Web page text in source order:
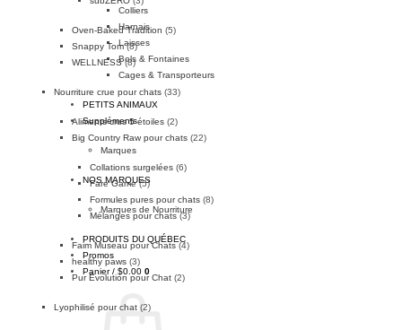
Colliers
Harnais
Laisses
Bols & Fontaines
Cages & Transporteurs
PETITS ANIMAUX
Suppléments
Marques
NOS MARQUES
Marques de Nourriture
PRODUITS DU QUÉBEC
Promos
Panier / $0.00 0
Oven-Baked Tradition (5)
Snappy Tom (8)
WELLNESS (8)
Nourriture crue pour chats (33)
Aliments crus 5 étoiles (2)
Big Country Raw pour chats (22)
Collations surgelées (6)
Fare Game (5)
Formules pures pour chats (8)
Mélanges pour chats (3)
Faim Museau pour Chats (4)
healthy paws (3)
Pur Évolution pour Chat (2)
Lyophilisé pour chat (2)